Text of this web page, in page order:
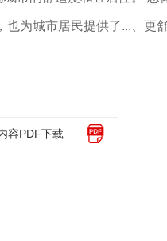
为城市居民提供了...、更
容PDF下载